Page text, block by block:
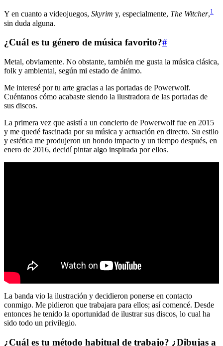
Y en cuanto a videojuegos, Skyrim y, especialmente, The Witcher,1
sin duda alguna.
¿Cuál es tu género de música favorito?#
Metal, obviamente. No obstante, también me gusta la música clásica,
folk y ambiental, según mi estado de ánimo.
Me interesé por tu arte gracias a las portadas de Powerwolf.
Cuéntanos cómo acabaste siendo la ilustradora de las portadas de
sus discos.
La primera vez que asistí a un concierto de Powerwolf fue en 2015
y me quedé fascinada por su música y actuación en directo. Su estilo
y estética me produjeron un hondo impacto y un tiempo después, en
enero de 2016, decidí pintar algo inspirada por ellos.
La banda vio la ilustración y decidieron ponerse en contacto
conmigo. Me pidieron que trabajara para ellos; así comencé. Desde
entonces he tenido la oportunidad de ilustrar sus discos, lo cual ha
sido todo un privilegio.
¿Cuál es tu método habitual de trabajo? ¿Dibujas a